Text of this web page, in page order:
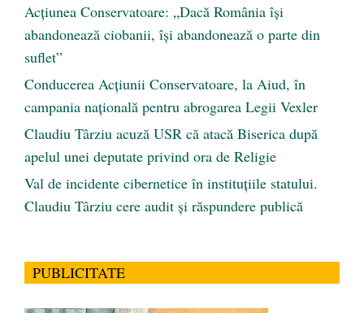
Acțiunea Conservatoare: „Dacă România își
abandonează ciobanii, își abandonează o parte din
suflet”
Conducerea Acțiunii Conservatoare, la Aiud, în
campania națională pentru abrogarea Legii Vexler
Claudiu Târziu acuză USR că atacă Biserica după
apelul unei deputate privind ora de Religie
Val de incidente cibernetice în instituțiile statului.
Claudiu Târziu cere audit și răspundere publică
PUBLICITATE